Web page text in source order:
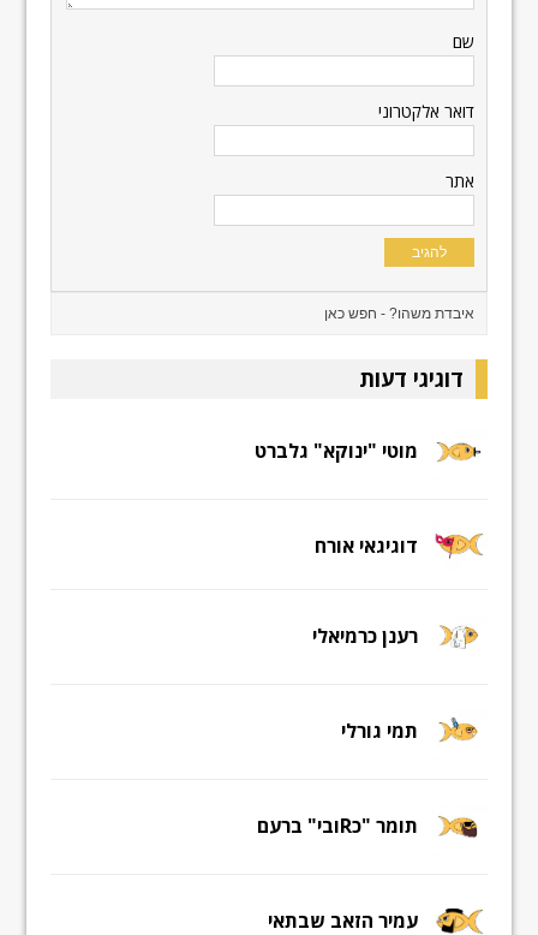
שם
דואר אלקטרוני
אתר
דוגיגי דעות
מוטי "ינוקא" גלברט
דוגיגאי אורח
רענן כרמיאלי
תמי גורלי
תומר "כRובי" ברעם
עמיר הזאב שבתאי